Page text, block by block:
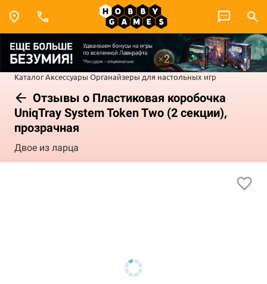
КаталогАксессуары Органайзеры для настольных игр
Отзывы о Пластиковая коробочка
UniqTray System Token Two (2 секции),
прозрачная
Двое из ларца